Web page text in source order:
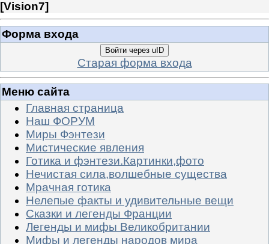
[Vision7]
Форма входа
Войти через uID
Старая форма входа
Меню сайта
Главная страница
Наш ФОРУМ
Миры Фэнтези
Мистические явления
Готика и фэнтези.Картинки,фото
Нечистая сила,волшебные существа
Мрачная готика
Нелепые факты и удивительные вещи
Сказки и легенды Франции
Легенды и мифы Великобритании
Мифы и легенды народов мира